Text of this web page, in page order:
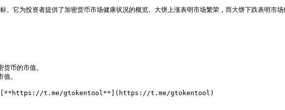
。它为投资者提供了加密货币市场健康状况的概览。大饼上涨表明市场繁荣，而大饼下跌表明市场
币的市值。
。